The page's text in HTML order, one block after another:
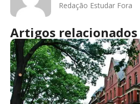
Redação Estudar Fora
Artigos relacionados